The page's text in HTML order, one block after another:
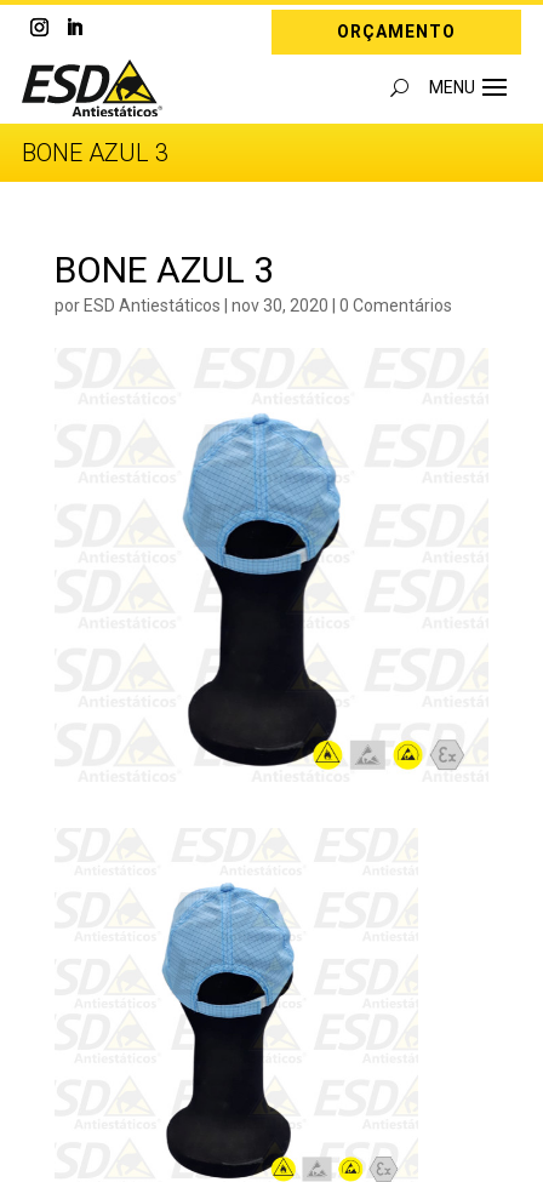
ORÇAMENTO
BONE AZUL 3
BONE AZUL 3
porESD Antiestáticos | nov 30, 2020 | 0 Comentários